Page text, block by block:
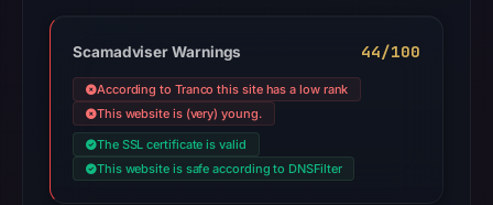
Scamadviser Warnings 44/100
According to Tranco this site has a low rank
This website is (very) young.
The SSL certificate is valid
This website is safe according to DNSFilter